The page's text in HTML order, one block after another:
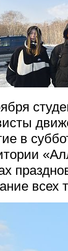
в
всех